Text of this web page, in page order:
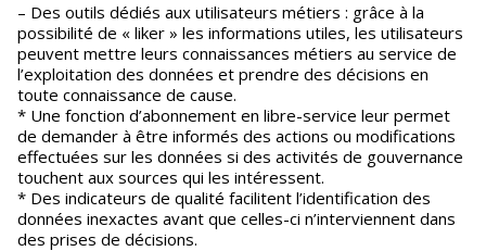
– Des outils dédiés aux utilisateurs métiers : grâce à la
possibilité de « liker » les informations utiles, les utilisateurs
peuvent mettre leurs connaissances métiers au service de
l’exploitation des données et prendre des décisions en
toute connaissance de cause.
* Une fonction d’abonnement en libre-service leur permet
de demander à être informés des actions ou modifications
effectuées sur les données si des activités de gouvernance
touchent aux sources qui les intéressent.
* Des indicateurs de qualité facilitent l’identification des
données inexactes avant que celles-ci n’interviennent dans
des prises de décisions.